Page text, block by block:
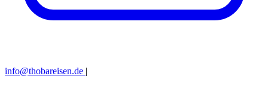
info@thobareisen.de |